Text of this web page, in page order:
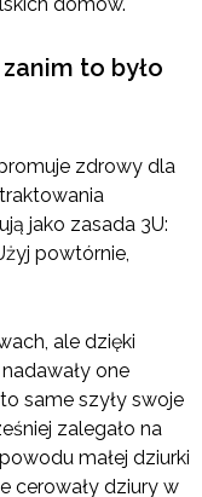
to było
zdrowy dla
jako zasada 3U:
powtórnie,
ale dzięki
one
same szyły swoje
zalegało na
małej dziurki
cerowały dziury w